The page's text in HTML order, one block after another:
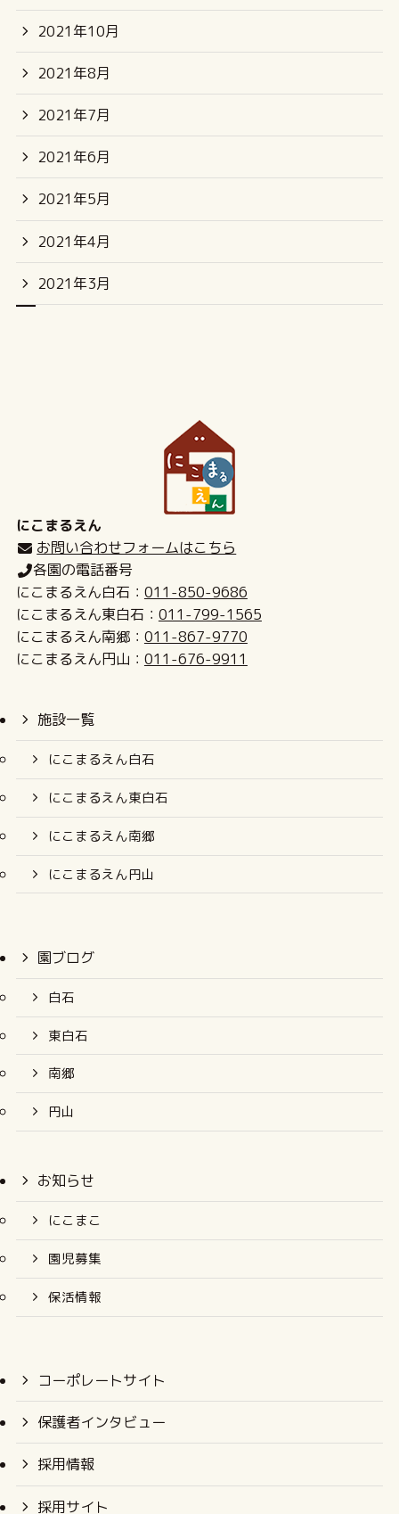
2021年10月
2021年8月
2021年7月
2021年6月
2021年5月
2021年4月
2021年3月
にこまるえん
お問い合わせフォームはこちら
各園の電話番号
にこまるえん白石： 011-850-9686
にこまるえん東白石： 011-799-1565
にこまるえん南郷： 011-867-9770
にこまるえん円山： 011-676-9911
施設一覧
にこまるえん白石
にこまるえん東白石
にこまるえん南郷
にこまるえん円山
園ブログ
白石
東白石
南郷
円山
お知らせ
にこまこ
園児募集
保活情報
コーポレートサイト
保護者インタビュー
採用情報
採用サイト